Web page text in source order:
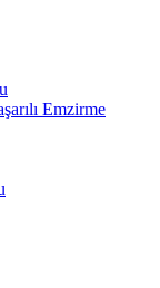
Emzirme